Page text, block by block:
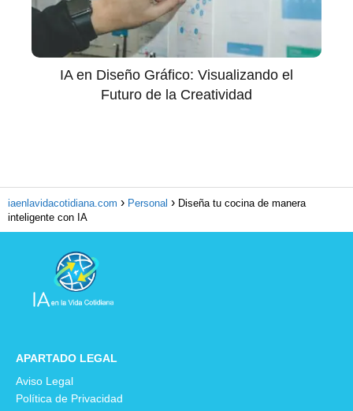
IA en Diseño Gráfico: Visualizando el
Futuro de la Creatividad
iaenlavidacotidiana.com Personal
Diseña tu cocina de manera
inteligente con IA
APARTADO LEGAL
Aviso Legal
Política de Privacidad